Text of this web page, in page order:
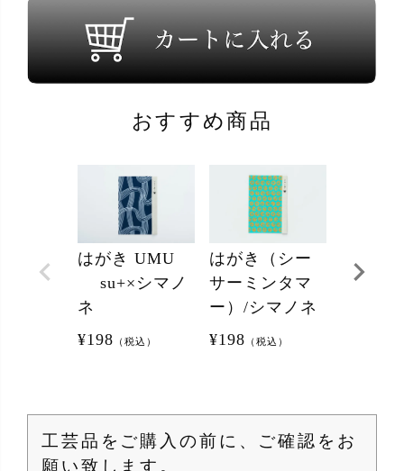
おすすめ商品
はがき UMU
su+×シマノ
ネ
¥198 （税込）
はがき（シー
サーミンタマ
ー）/シマノネ
¥198 （税込）
ハイビ
工芸品をご購入の前に、ご確認をお
願い致します。